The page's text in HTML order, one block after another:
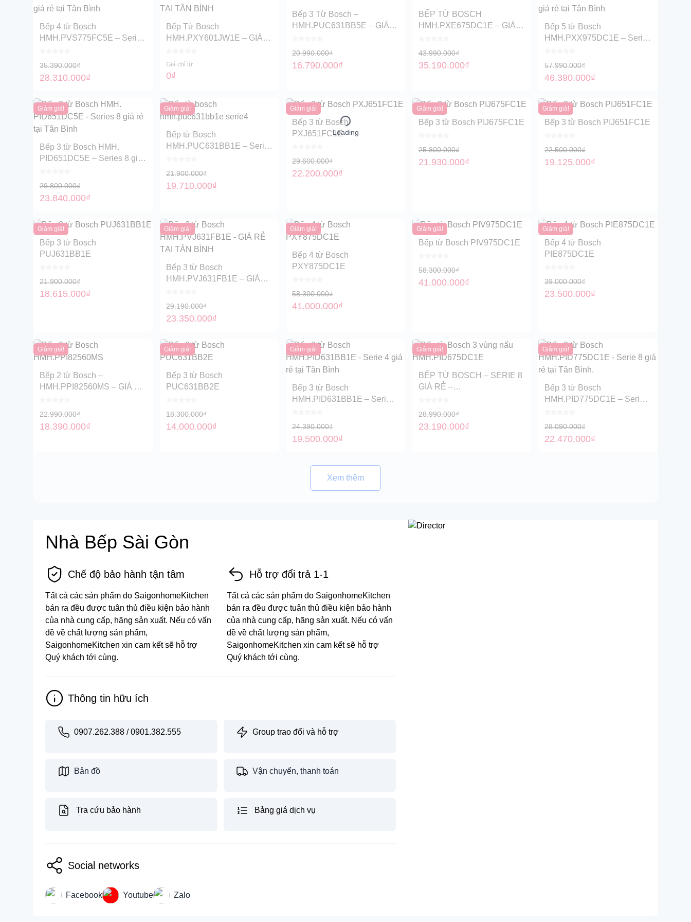
Bồn tắm
Bếp 4 từ Bosch
HMH.PVS775FC5E – Series
35.390.000₫
28.310.000₫
Bếp Từ Bosch
HMH.PXY601JW1E – GIÁ
Giá chỉ từ
0₫
Bếp 3 Từ Bosch –
HMH.PUC631BB5E – GIÁ
20.990.000₫
16.790.000₫
BẾP TỪ BOSCH
HMH.PXE675DC1E – GIÁ
43.990.000₫
35.190.000₫
Bếp 5 từ Bosch
HMH.PXX975DC1E – Serie
57.990.000₫
46.390.000₫
Giảm giá!
Bếp 3 từ Bosch HMH.
PID651DC5E – Series 8 giá
29.800.000₫
23.840.000₫
Giảm giá!
Bếp từ Bosch
HMH.PUC631BB1E – Serie
21.900.000₫
19.710.000₫
Giảm giá!
Bếp 3 từ Bosch
PXJ651FC1E
29.600.000₫
22.200.000₫
Giảm giá!
Bếp 3 từ Bosch PIJ675FC1E
25.800.000₫
21.930.000₫
Giảm giá!
Bếp 3 từ Bosch PIJ651FC1E
22.500.000₫
19.125.000₫
Giảm giá!
Bếp 3 từ Bosch
PUJ631BB1E
21.900.000₫
18.615.000₫
Giảm giá!
Bếp 3 từ Bosch
HMH.PVJ631FB1E – GIÁ
29.190.000₫
23.350.000₫
Giảm giá!
Bếp 4 từ Bosch
PXY875DC1E
58.300.000₫
41.000.000₫
Giảm giá!
Bếp từ Bosch PIV975DC1E
58.300.000₫
41.000.000₫
Giảm giá!
Bếp 4 từ Bosch
PIE875DC1E
39.000.000₫
23.500.000₫
Giảm giá!
Bếp 2 từ Bosch –
HMH.PPI82560MS – GIÁ RẺ
22.990.000₫
18.390.000₫
Giảm giá!
Bếp 3 từ Bosch
PUC631BB2E
18.300.000₫
14.000.000₫
Giảm giá!
Bếp 3 từ Bosch
HMH.PID631BB1E – Serie 4
24.390.000₫
19.500.000₫
Giảm giá!
BẾP TỪ BOSCH – SERIE 8
GIÁ RẺ –
28.990.000₫
23.190.000₫
Giảm giá!
Bếp 3 từ Bosch
HMH.PID775DC1E – Serie 8
28.090.000₫
22.470.000₫
Xem thêm
Loading
Nhà Bếp Sài Gòn
Chế độ bảo hành tận tâm
Tất cả các sản phẩm do SaigonhomeKitchen
bán ra đều được tuân thủ điều kiện bảo hành
của nhà cung cấp, hãng sản xuất. Nếu có vấn
đề về chất lượng sản phẩm,
SaigonhomeKitchen xin cam kết sẽ hỗ trợ
Quý khách tới cùng.
Hỗ trợ đổi trả 1-1
Tất cả các sản phẩm do SaigonhomeKitchen
bán ra đều được tuân thủ điều kiện bảo hành
của nhà cung cấp, hãng sản xuất. Nếu có vấn
đề về chất lượng sản phẩm,
SaigonhomeKitchen xin cam kết sẽ hỗ trợ
Quý khách tới cùng.
Thông tin hữu ích
0907.262.388 / 0901.382.555 Group trao đổi và hỗ trợ
Bản đồ Vận chuyển, thanh toán
Tra cứu bảo hành Bảng giá dịch vụ
Social networks
Facebook Youtube Zalo